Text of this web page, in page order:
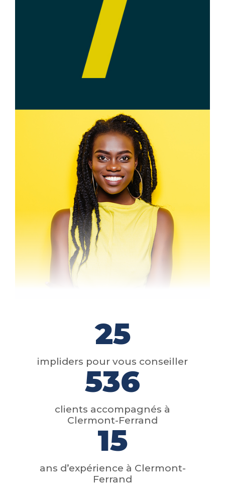
25
impliders pour vous conseiller
536
clients accompagnés à
Clermont-Ferrand
15
ans d’expérience à Clermont-
Ferrand